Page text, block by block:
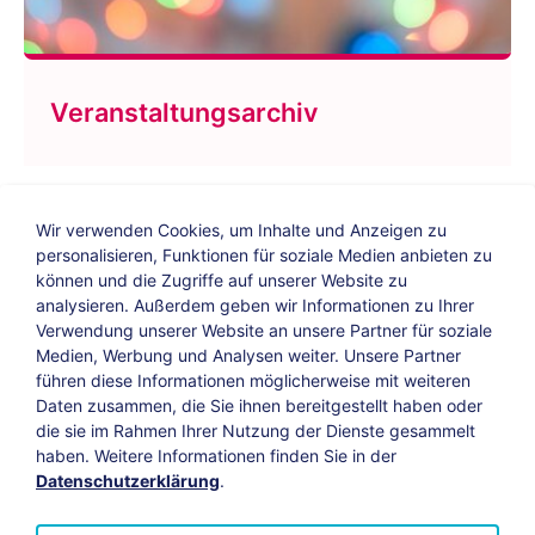
Veranstaltungsarchiv
Bildungs-Blog| Instagram| Facebook|
YouTube
Impressum Suche Datenschutz
Wir verwenden Cookies, um Inhalte und Anzeigen zu
personalisieren, Funktionen für soziale Medien anbieten zu
können und die Zugriffe auf unserer Website zu
analysieren. Außerdem geben wir Informationen zu Ihrer
Verwendung unserer Website an unsere Partner für soziale
Medien, Werbung und Analysen weiter. Unsere Partner
führen diese Informationen möglicherweise mit weiteren
Daten zusammen, die Sie ihnen bereitgestellt haben oder
die sie im Rahmen Ihrer Nutzung der Dienste gesammelt
haben. Weitere Informationen finden Sie in der
Datenschutzerklärung.